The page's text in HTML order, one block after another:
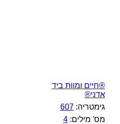
®חיים ומוות ביד
אדני®
גימטריה:607
מס' מילים:4